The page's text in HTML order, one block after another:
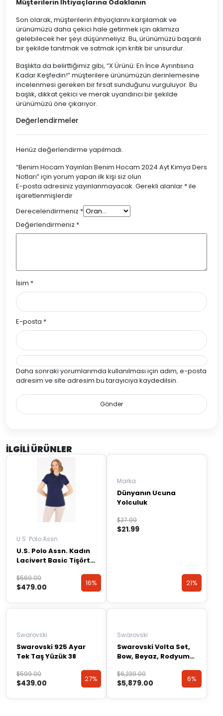
Müşterilerin İhtiyaçlarına Odaklanın
Son olarak, müşterilerin ihtiyaçlarını karşılamak ve
ürünümüzü daha çekici hale getirmek için aklımıza
gelebilecek her şeyi düşünmeliyiz. Bu, ürünümüzü başarılı
bir şekilde tanıtmak ve satmak için kritik bir unsurdur.
Başlıkta da belirttiğimiz gibi, “X Ürünü: En İnce Ayrıntısına
Kadar Keşfedin!” müşterilere ürünümüzün derinlemesine
incelenmesi gereken bir fırsat sunduğunu vurguluyor. Bu
başlık, dikkat çekici ve merak uyandırıcı bir şekilde
ürünümüzü öne çıkarıyor.
Değerlendirmeler
Henüz değerlendirme yapılmadı.
“Benim Hocam Yayınları Benim Hocam 2024 Ayt Kimya Ders
Notları” için yorum yapan ilk kişi siz olun
E-posta adresiniz yayınlanmayacak. Gerekli alanlar *ile
işaretlenmişlerdir
Derecelendirmeniz *
Değerlendirmeniz *
İsim *
E-posta *
Daha sonraki yorumlarımda kullanılması için adım, e-posta
adresim ve site adresim bu tarayıcıya kaydedilsin.
İLGILI ÜRÜNLER
16%
Discount
U.S. Polo Assn.
U.S. Polo Assn. Kadın
Lacivert Basic Tişört
$569.00
Orijinal
fiyat:
$479.00
Şu
andaki
$479.00.
16%
Discount
21%
Discount
Marka
Dünyanın Ucuna
Yolculuk
$27.99
Orijinal
fiyat:
$21.99
Şu
andaki
21%
Discount
27%
Discount
Swarovski
Swarovski 925 Ayar
Tek Taş Yüzük 38
$599.00
Orijinal
fiyat:
$439.00
Şu
andaki
27%
Discount
6%
Discount
Swarovski
Swarovski Volta Set,
Bow, Beyaz, Rodyum
$6,239.00
Orijinal
fiyat:
$5,879.00
Şu
andaki
6%
Discount